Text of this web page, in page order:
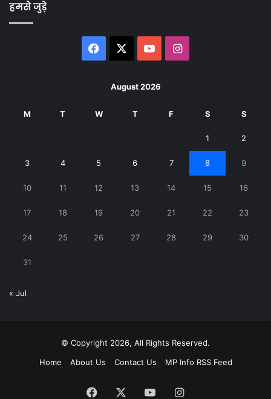
हमसे जुड़े
Facebook YouTubeInstagram
August 2026
M T W T F S S
1 2
3 4 5 6 7 8 9
10 11 12 13 14 15 16
17 18 19 20 21 22 23
24 25 26 27 28 29 30
31
« Jul
© Copyright 2026, All Rights Reserved.
Home
About Us Contact Us MP Info RSS Feed
Facebook YouTubeInstagram